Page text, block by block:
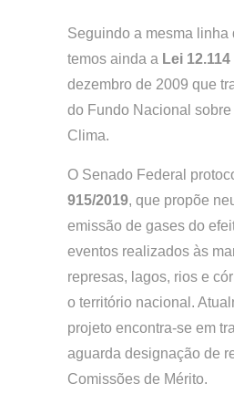
Seguindo a mesma linha
temos ainda a Lei 12.114
dezembro de 2009 que
do Fundo Nacional
Clima.
O Senado Federal
915/2019, que propõe
emissão de gases do
eventos realizados às
represas, lagos, rios e
o território nacional.
projeto encontra-se em
aguarda designação de
Comissões de Mérito.